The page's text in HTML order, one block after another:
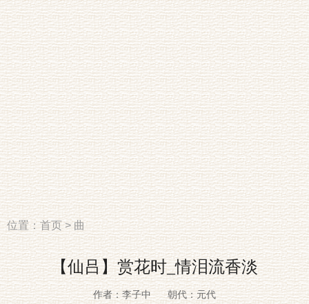
位置：首页>曲
【仙吕】赏花时_情泪流香淡
作者：李子中 朝代：元代